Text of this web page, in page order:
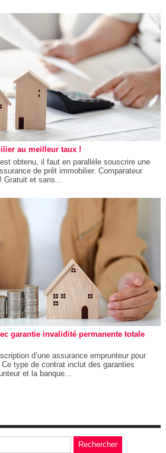
au meilleur taux !
est obtenu, il faut en parallèle souscrire une
de prêt immobilier. Comparateur
et sans...
garantie invalidité permanente totale
d’une assurance emprunteur pour
Ce type de contrat inclut des garanties
et la banque...